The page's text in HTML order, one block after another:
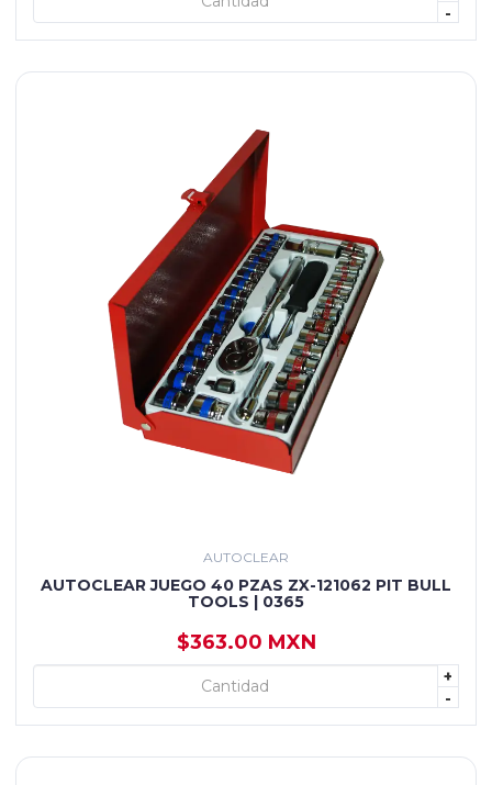
-
AUTOCLEAR
AUTOCLEAR JUEGO 40 PZAS ZX-121062 PIT BULL
TOOLS | 0365
$363.00 MXN
+
-
+ AGREGAR